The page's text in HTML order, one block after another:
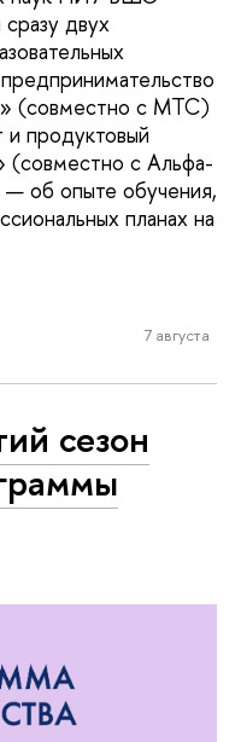
двух
(совместно с МТС)
и продуктовый
с Альфа-
об опыте обучения,
планах на
7 августа
сезон